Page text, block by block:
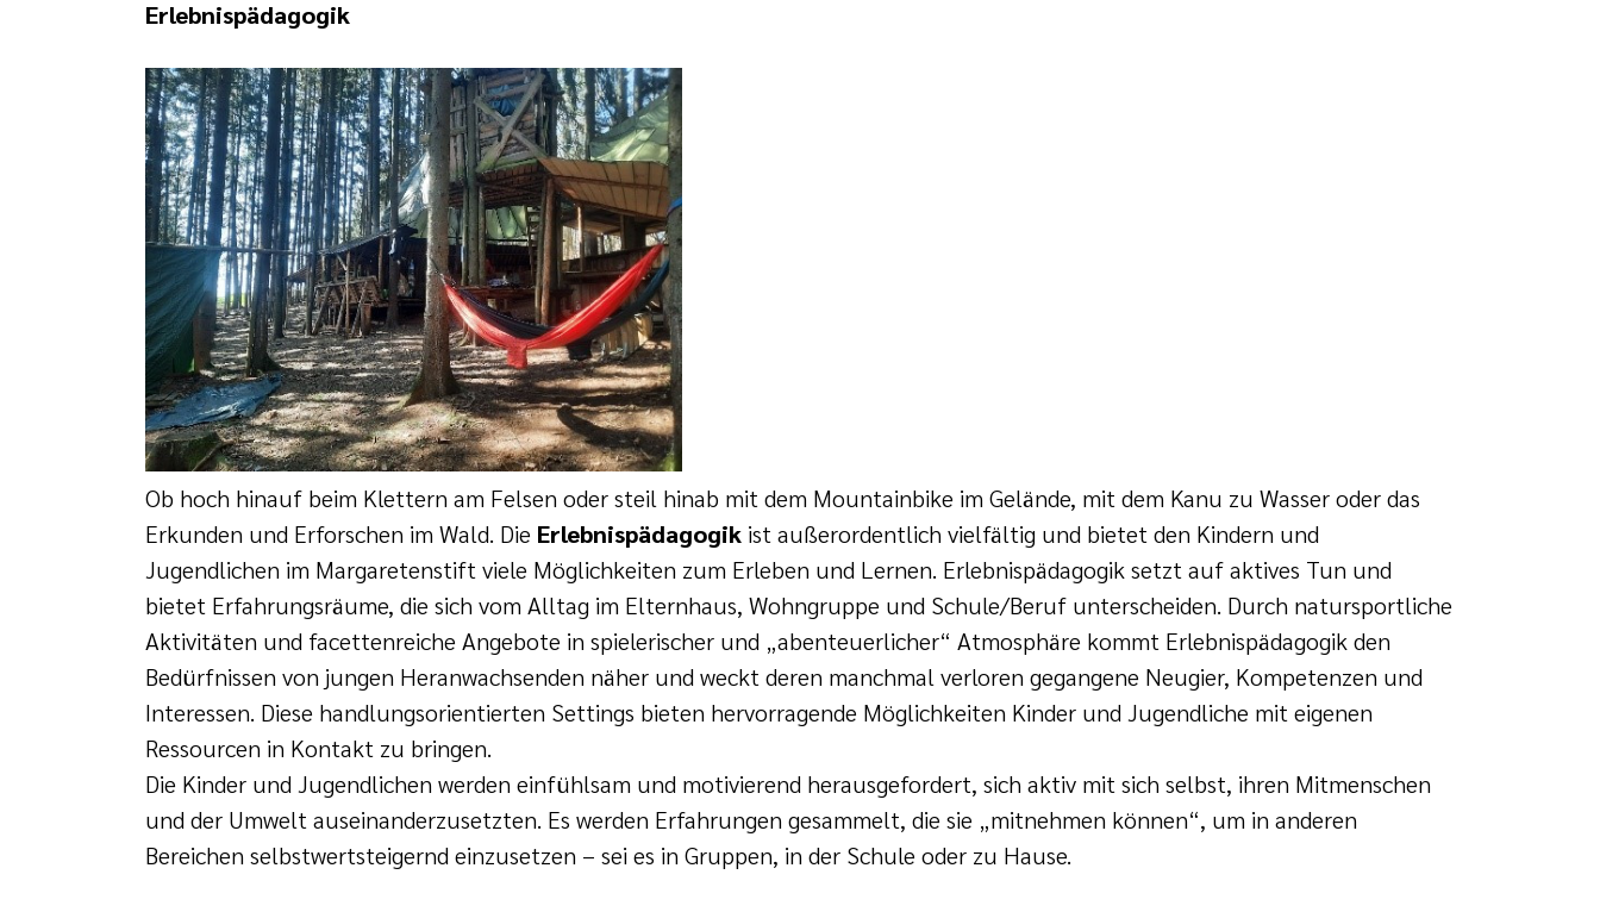
Erlebnispädagogik
Ob hoch hinauf beim Klettern am Felsen oder steil hinab mit dem Mountainbike im Gelände, mit dem Kanu zu Wasser oder das
Erkunden und Erforschen im Wald. Die Erlebnispädagogik ist außerordentlich vielfältig und bietet den Kindern und
Jugendlichen im Margaretenstift viele Möglichkeiten zum Erleben und Lernen. Erlebnispädagogik setzt auf aktives Tun und
bietet Erfahrungsräume, die sich vom Alltag im Elternhaus, Wohngruppe und Schule/Beruf unterscheiden. Durch natursportliche
Aktivitäten und facettenreiche Angebote in spielerischer und „abenteuerlicher“ Atmosphäre kommt Erlebnispädagogik den
Bedürfnissen von jungen Heranwachsenden näher und weckt deren manchmal verloren gegangene Neugier, Kompetenzen und
Interessen. Diese handlungsorientierten Settings bieten hervorragende Möglichkeiten Kinder und Jugendliche mit eigenen
Ressourcen in Kontakt zu bringen.
Die Kinder und Jugendlichen werden einfühlsam und motivierend herausgefordert, sich aktiv mit sich selbst, ihren Mitmenschen
und der Umwelt auseinanderzusetzten. Es werden Erfahrungen gesammelt, die sie „mitnehmen können“, um in anderen
Bereichen selbstwertsteigernd einzusetzen – sei es in Gruppen, in der Schule oder zu Hause.